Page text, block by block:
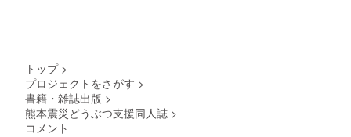
トップ >
プロジェクトをさがす >
書籍・雑誌出版 >
熊本震災どうぶつ支援同人誌 >
コメント